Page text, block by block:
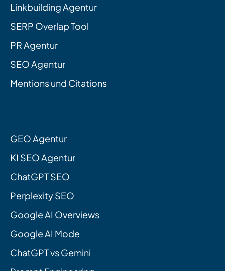
Linkbuilding Agentur
SERP Overlap Tool
PR Agentur
SEO Agentur
Mentions und Citations
GEO Agentur
KI SEO Agentur
ChatGPT SEO
Perplexity SEO
Google AI Overviews
Google AI Mode
ChatGPT vs Gemini